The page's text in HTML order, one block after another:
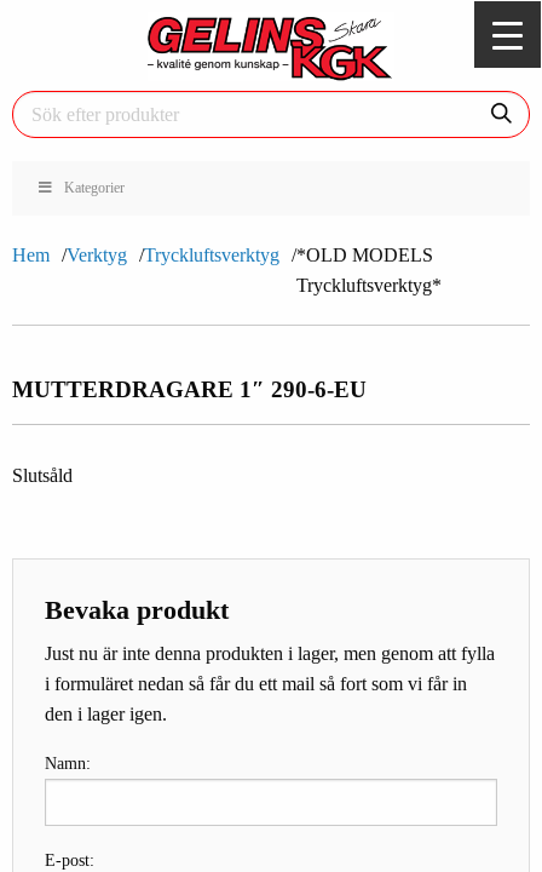
Kategorier
Hem Verktyg Tryckluftsverktyg
*OLD MODELS
Tryckluftsverktyg*
MUTTERDRAGARE 1″ 290-6-EU
Slutsåld
Bevaka produkt
Just nu är inte denna produkten i lager, men genom att fylla
i formuläret nedan så får du ett mail så fort som vi får in
den i lager igen.
Namn:
E-post: